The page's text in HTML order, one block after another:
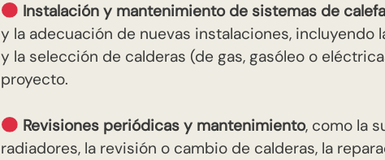
Instalación y mantenimiento de sistemas de
y la adecuación de nuevas instalaciones,
y la selección de calderas (de gas, gasóleo o
proyecto.
Revisiones periódicas y mantenimiento, como la
radiadores, la revisión o cambio de calderas, la